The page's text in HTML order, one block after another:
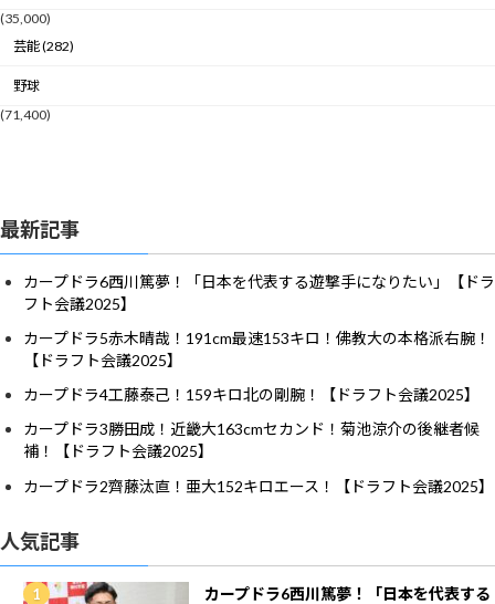
(35,000)
芸能 (282)
野球
(71,400)
最新記事
カープドラ6西川篤夢！「日本を代表する遊撃手になりたい」【ドラ
フト会議2025】
カープドラ5赤木晴哉！191cm最速153キロ！佛教大の本格派右腕！
【ドラフト会議2025】
カープドラ4工藤泰己！159キロ北の剛腕！【ドラフト会議2025】
カープドラ3勝田成！近畿大163cmセカンド！菊池涼介の後継者候
補！【ドラフト会議2025】
カープドラ2齊藤汰直！亜大152キロエース！【ドラフト会議2025】
人気記事
カープドラ6西川篤夢！「日本を代表する